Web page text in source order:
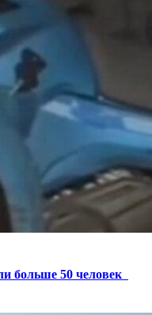
больше 50 человек